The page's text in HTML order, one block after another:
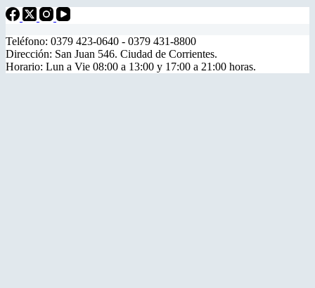
Teléfono: 0379 423-0640 - 0379 431-8800
Dirección: San Juan 546. Ciudad de Corrientes.
Horario: Lun a Vie 08:00 a 13:00 y 17:00 a 21:00 horas.